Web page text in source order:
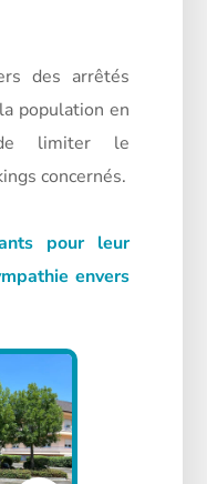
des arrêtés
population en
limiter le
concernés.
pour leur
envers